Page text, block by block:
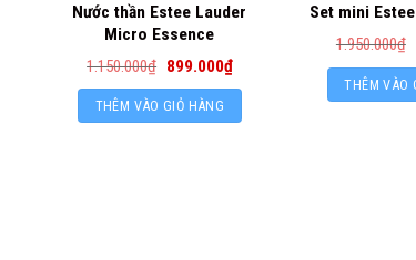
Nước thần Estee Lauder
Micro Essence
1.150.000₫ 899.000₫
THÊM VÀO GIỎ HÀNG
Set mini
1.950.000₫
THÊM VÀO